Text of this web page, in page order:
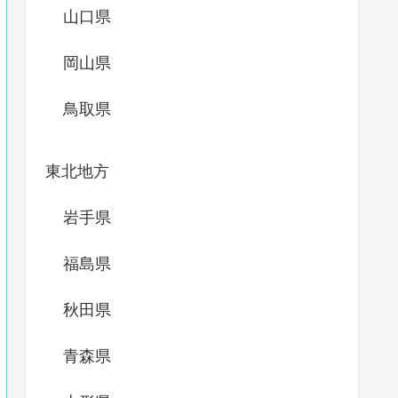
山口県
岡山県
鳥取県
東北地方
岩手県
福島県
秋田県
青森県